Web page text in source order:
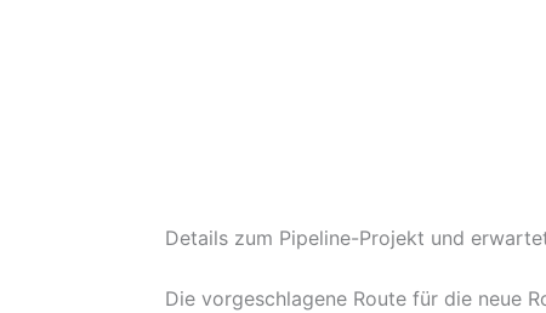
Details zum Pipeline-Projekt und
Die vorgeschlagene Route für die neue